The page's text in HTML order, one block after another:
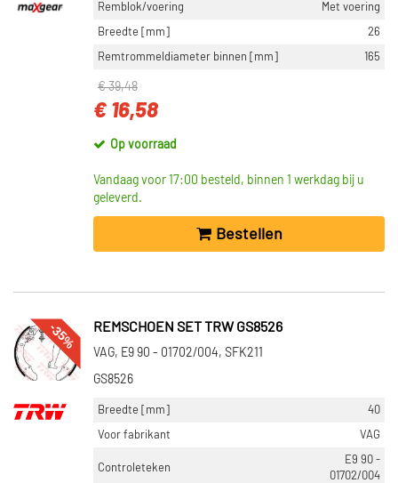
Remblok/voering
Met voering
Breedte [mm]
26
Remtrommeldiameter binnen [mm]
165
€ 39,48
€ 16,58
Op voorraad
Vandaag voor 17:00 besteld, binnen 1 werkdag bij u
geleverd.
Bestellen
-35% REMSCHOEN SET TRW GS8526
VAG, E9 90 - 01702/004, SFK211
GS8526
Breedte [mm]
40
Voor fabrikant
VAG
Controleteken
E9 90 -
01702/004